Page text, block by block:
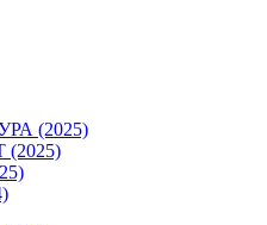
(2025)